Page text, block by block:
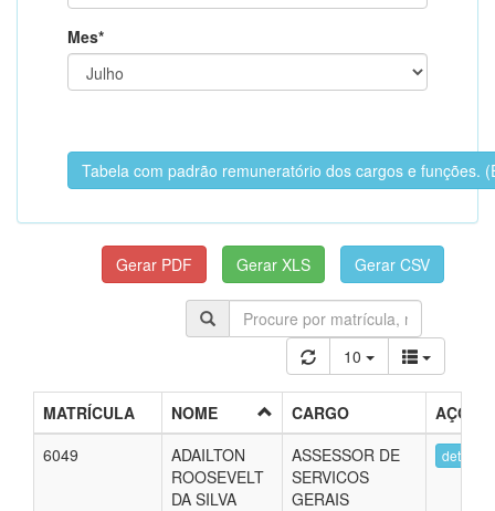
Mes*
Tabela com padrão remuneratório dos cargos e funções.
10
MATRÍCULA NOME CARGO
AÇÕES
6049
ADAILTON
ROOSEVELT
DA SILVA
ASSESSOR DE
SERVICOS
GERAIS
detalhes